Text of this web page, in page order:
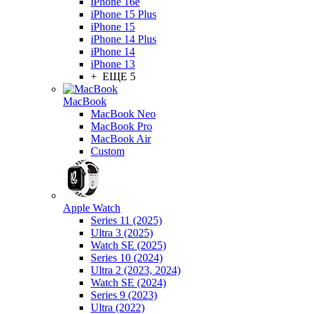
iPhone 15 Plus
iPhone 15
iPhone 14 Plus
iPhone 14
iPhone 13
+ ЕЩЕ 5
MacBook
MacBook Neo
MacBook Pro
MacBook Air
Custom
Apple Watch
Series 11 (2025)
Ultra 3 (2025)
Watch SE (2025)
Series 10 (2024)
Ultra 2 (2023, 2024)
Watch SE (2024)
Series 9 (2023)
Ultra (2022)